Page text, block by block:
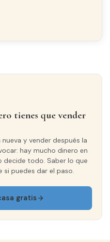
tienes que vender
y vender después la
hay mucho dinero en
decide todo. Saber lo que
si puedes dar el paso.
gratis